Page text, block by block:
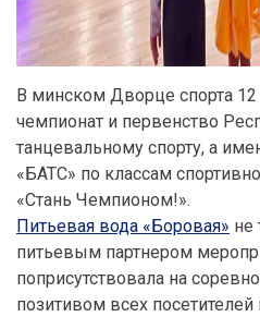
В минском Дворце спорта
чемпионат и первенство
танцевальному спорту, а
«БАТС» по классам
«Стань Чемпионом!».
Питьевая вода «Боровая» не
питьевым партнером
поприсутствовала на
позитивом всех